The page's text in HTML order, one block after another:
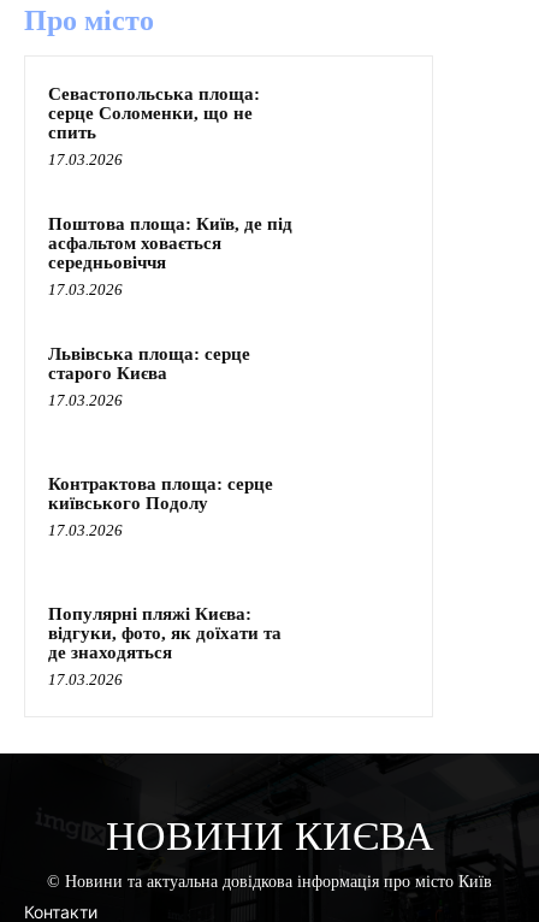
Про місто
Севастопольська площа:
серце Соломенки, що не
спить
17.03.2026
Поштова площа: Київ, де під
асфальтом ховається
середньовіччя
17.03.2026
Львівська площа: серце
старого Києва
17.03.2026
Контрактова площа: серце
київського Подолу
17.03.2026
Популярні пляжі Києва:
відгуки, фото, як доїхати та
де знаходяться
17.03.2026
НОВИНИ КИЄВА
© Новини та актуальна довідкова інформація про місто Київ
Контакти